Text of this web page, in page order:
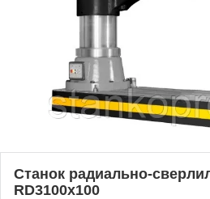
Станок радиально-
RD3100x100